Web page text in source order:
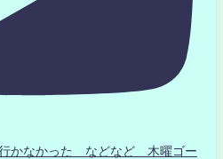
かなかった などなど 木曜ゴー